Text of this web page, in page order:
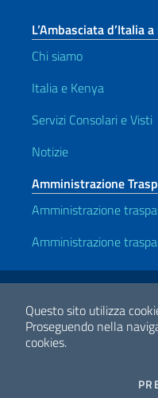
Questo sito utilizza
Proseguendo nella
cookies.
L’Ambasciata d’Italia
Chi siamo
Italia e Kenya
Servizi Consolari e Visti
Notizie
Amministrazione
Amministrazione
Amministrazione
Link Utili